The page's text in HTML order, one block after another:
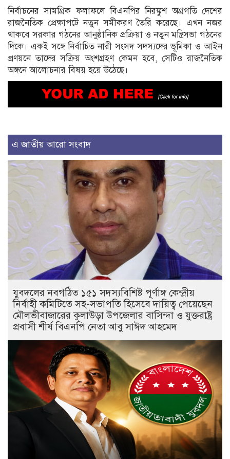
নির্বাচনের সামগ্রিক ফলাফলে বিএনপির নিরঙ্কুশ অগ্রগতি দেশের
রাজনৈতিক প্রেক্ষাপটে নতুন সমীকরণ তৈরি করেছে। এখন নজর
থাকবে সরকার গঠনের আনুষ্ঠানিক প্রক্রিয়া ও নতুন মন্ত্রিসভা গঠনের
দিকে। একই সঙ্গে নির্বাচিত নারী সংসদ সদস্যদের ভূমিকা ও আইন
প্রণয়নে তাদের সক্রিয় অংশগ্রহণ কেমন হবে, সেটিও রাজনৈতিক
অঙ্গনে আলোচনার বিষয় হয়ে উঠেছে।
এ জাতীয় আরো সংবাদ
যুবদলের নবগঠিত ১৫১ সদস্যবিশিষ্ট পূর্ণাঙ্গ কেন্দ্রীয়
নির্বাহী কমিটিতে সহ-সভাপতি হিসেবে দায়িত্ব পেয়েছেন
মৌলভীবাজারের কুলাউড়া উপজেলার বাসিন্দা ও যুক্তরাষ্ট্র
প্রবাসী শীর্ষ বিএনপি নেতা আবু সাঈদ আহমেদ